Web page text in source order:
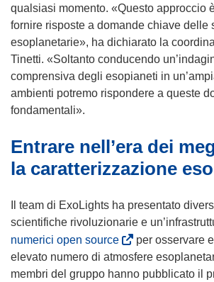
qualsiasi momento. «Questo approccio
fornire risposte a domande chiave delle
esoplanetarie», ha dichiarato la
Tinetti. «Soltanto conducendo
comprensiva degli esopianeti in
ambienti potremo rispondere a queste
fondamentali».
Entrare nell’era dei
la caratterizzazione
Il team di ExoLights ha presentato
scientifiche rivoluzionarie e
numerici open source(
s
i
per osservare
elevato numero di atmosfere
membri del gruppo hanno pubblicato il